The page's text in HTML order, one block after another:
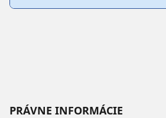
PRÁVNE INFORMÁCIE